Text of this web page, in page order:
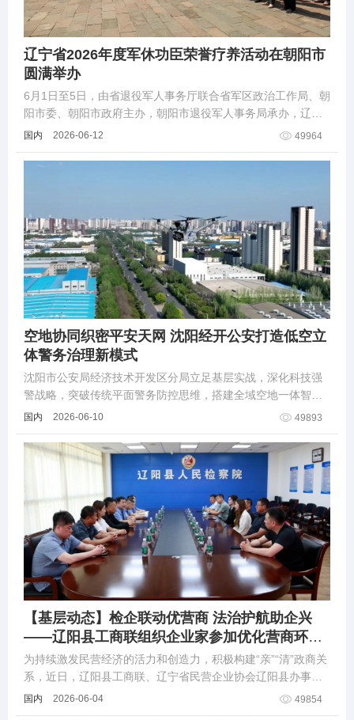
辽宁省2026年度军休功臣荣誉疗养活动在朝阳市
圆满举办
6月1日至5日，由省退役军人事务厅联合省军区政治工作局、朝
阳市委、朝阳市政府主办，朝阳市退役军人事务局承办，辽宁
省2026年度军休功臣荣誉疗养活动在朝阳圆满举办。
国内 2026-06-12 49964
空地协同织密平安天网 沈阳经开公安打造低空立
体警务治理新模式
沈阳市公安局经济技术开发区分局立足基层实战，深化科技强
警战略，突破传统平面警务防控思维，搭建全域空地一体智慧
警务体系，推动治安防控从“地面单向巡防”向“空地双向共治”转
国内 2026-06-10 49893
【基层动态】检企联动优营商 法治护航助企兴
——辽阳县工商联组织企业家参加优化营商环境
座谈会暨警示教育活动
为持续激发民营经济的活力和创造力，积极构建“亲”“清”政商关
系，近日，辽阳县工商联、辽宁省民营企业协会辽阳县办事
处、县人民检察院联合举办优化营商环境座谈会。
国内 2026-06-04 49854